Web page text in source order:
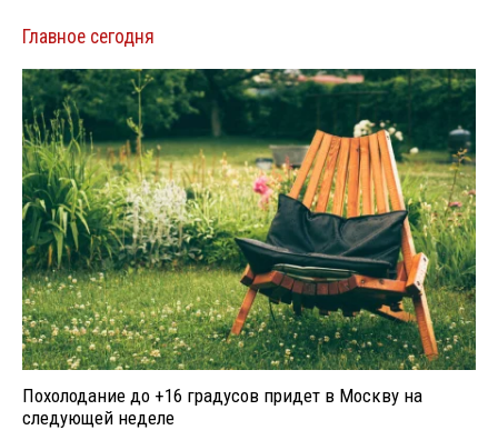
Главное сегодня
Похолодание до +16 градусов придет в Москву на
следующей неделе